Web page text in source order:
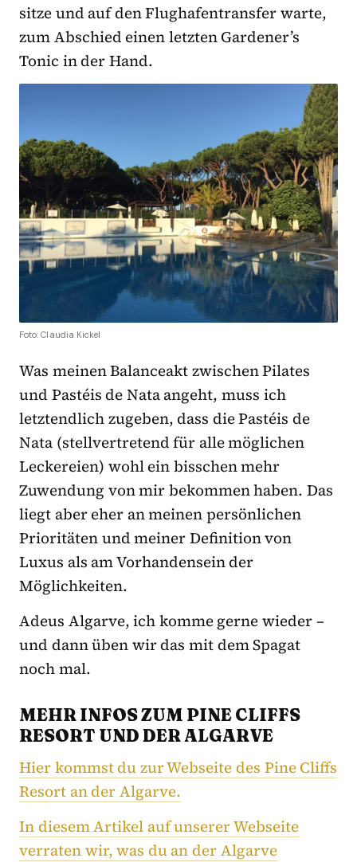
sitze und auf den Flughafentransfer warte,
zum Abschied einen letzten Gardener’s
Tonic in der Hand.
Foto: Claudia Kickel
Was meinen Balanceakt zwischen Pilates
und Pastéis de Nata angeht, muss ich
letztendlich zugeben, dass die Pastéis de
Nata (stellvertretend für alle möglichen
Leckereien) wohl ein bisschen mehr
Zuwendung von mir bekommen haben. Das
liegt aber eher an meinen persönlichen
Prioritäten und meiner Definition von
Luxus als am Vorhandensein der
Möglichkeiten.
Adeus Algarve, ich komme gerne wieder –
und dann üben wir das mit dem Spagat
noch mal.
MEHR INFOS ZUM PINE CLIFFS
RESORT UND DER ALGARVE
Hier kommst du zur Webseite des Pine Cliffs
Resort an der Algarve.
In diesem Artikel auf unserer Webseite
verraten wir, was du an der Algarve